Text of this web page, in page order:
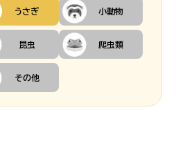
うさぎ 小動物
昆虫 爬虫類
その他